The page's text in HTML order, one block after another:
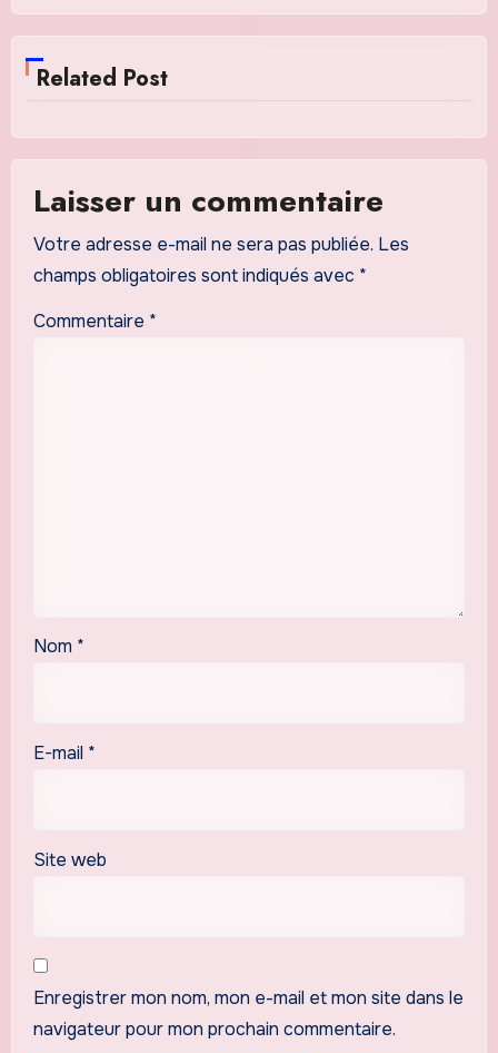
Related Post
Laisser un commentaire
Votre adresse e-mail ne sera pas publiée. Les
champs obligatoires sont indiqués avec *
Commentaire *
Nom *
E-mail *
Site web
Enregistrer mon nom, mon e-mail et mon site dans le
navigateur pour mon prochain commentaire.